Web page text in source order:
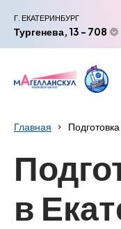
Г. ЕКАТЕРИНБУРГ
Тургенева, 13 - 708
Главная
в